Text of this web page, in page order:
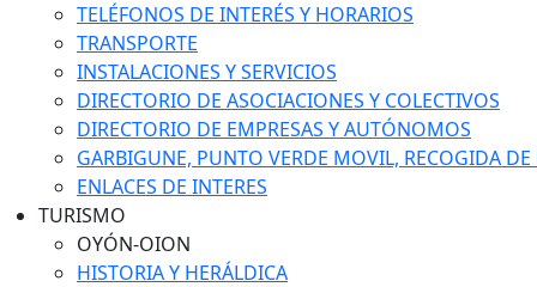
TELÉFONOS DE INTERÉS Y HORARIOS
TRANSPORTE
INSTALACIONES Y SERVICIOS
DIRECTORIO DE ASOCIACIONES Y COLECTIVOS
DIRECTORIO DE EMPRESAS Y AUTÓNOMOS
GARBIGUNE, PUNTO VERDE MOVIL, RECOGIDA DE
ENLACES DE INTERES
TURISMO
OYÓN-OION
HISTORIA Y HERÁLDICA